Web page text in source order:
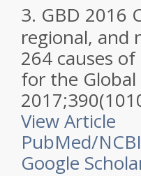
3. GBD 2016
regional, and
264 causes
for the Global
View Article
PubMed/NCBI
Google